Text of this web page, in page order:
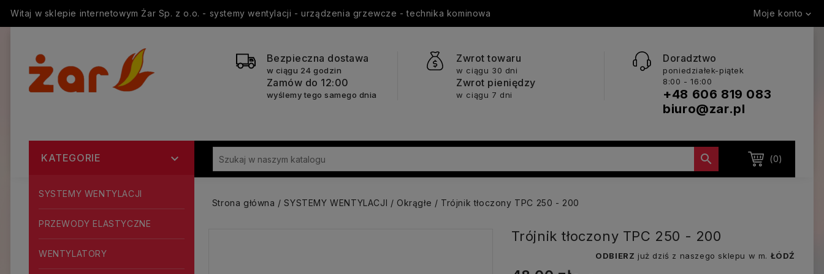
Witaj w sklepie internetowym Żar Sp. z o.o. - systemy wentylacji - urządzenia grzewcze - technika kominowa Moje konto 
Bezpieczna dostawa
w ciągu 24 godzin
Zamów do 12:00
wyślemy tego samego dnia
Zwrot towaru
w ciągu 30 dni
Zwrot pieniędzy
w ciągu 7 dni
Doradztwo
poniedziałek-piątek
8:00 - 16:00
+48 606 819 083
biuro@zar.pl
(0)

KATEGORIE 
SYSTEMY WENTYLACJI
PRZEWODY ELASTYCZNE
WENTYLATORY
Strona główna SYSTEMY WENTYLACJI Okrągłe Trójnik tłoczony TPC 250 - 200
Trójnik tłoczony TPC 250 - 200
ODBIERZ już dziś z naszego sklepu w m. ŁÓDŹ